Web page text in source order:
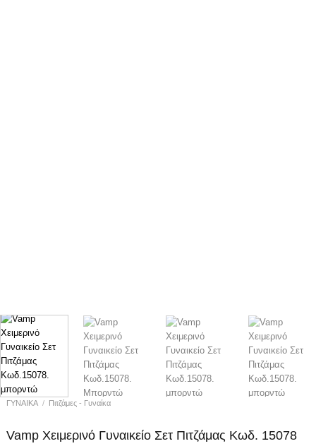
ΓΥΝΑΙΚΑ / Πιτζάμες - Γυναίκα
Vamp Χειμερινό Γυναικείο Σετ Πιτζάμας Κωδ. 15078